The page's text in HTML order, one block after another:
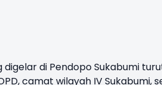
di Pendopo Sukabumi
camat wilayah IV Sukabumi,